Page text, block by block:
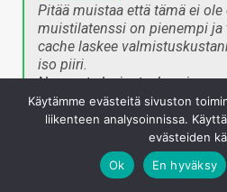
Pitää muistaa että tämä ei
muistilatenssi on pienempi
cache laskee
iso piiri.
Napsauta laajentaaksesi…
Nii, lähinnä vaan tulee mieleen
ollaan loikkaamassa huimasti
performanssissa muutenkin (ja
Käytämme evästeitä sivuston
liikenteen analysoinnissa.
evästeiden
Ok
En hyväksy